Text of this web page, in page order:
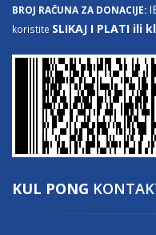
BROJ RAČUNA ZA DONACIJE:
koristite SLIKAJ I PLATI ili
KUL PONG